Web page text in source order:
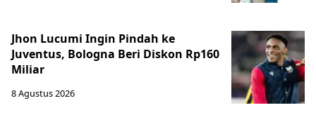
Jhon Lucumi Ingin Pindah ke
Juventus, Bologna Beri Diskon Rp160
Miliar
8 Agustus 2026